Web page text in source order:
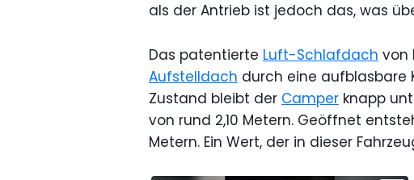
als der Antrieb ist jedoch das, was
Das patentierte Luft-Schlafdach von
Aufstelldach durch eine aufblasbare
Zustand bleibt der Camper knapp
von rund 2,10 Metern. Geöffnet
Metern. Ein Wert, der in dieser